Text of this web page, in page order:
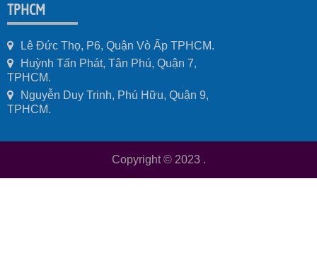
TPHCM
Lê Đức Thọ, P6, Quận Vò Ấp TPHCM.
Huỳnh Tấn Phát, Tân Phú, Quận 7,
TPHCM.
Nguyễn Duy Trinh, Phú Hữu, Quận 9,
TPHCM.
Copyright © 2023 .